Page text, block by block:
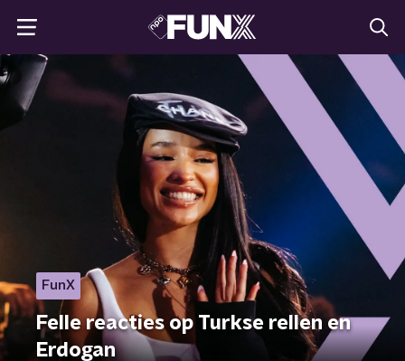
FunX
Felle reacties op Turkse rellen en
Erdogan